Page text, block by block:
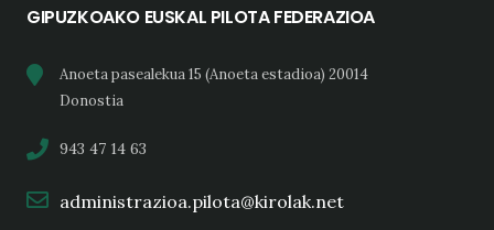
GIPUZKOAKO EUSKAL PILOTA FEDERAZIOA
Anoeta pasealekua 15 (Anoeta estadioa) 20014
Donostia
943 47 14 63
administrazioa.pilota@kirolak.net